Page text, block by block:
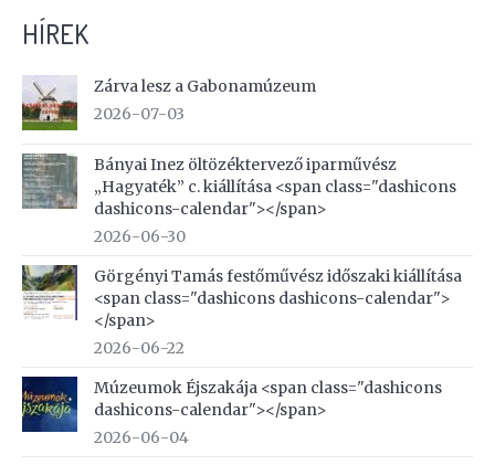
HÍREK
Zárva lesz a Gabonamúzeum
2026-07-03
Bányai Inez öltözéktervező iparművész
„Hagyaték” c. kiállítása <span class="dashicons
dashicons-calendar"></span>
2026-06-30
Görgényi Tamás festőművész időszaki kiállítása
<span class="dashicons dashicons-calendar">
</span>
2026-06-22
Múzeumok Éjszakája <span class="dashicons
dashicons-calendar"></span>
2026-06-04